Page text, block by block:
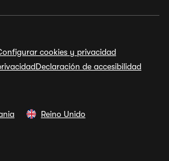
cookies y privacidad
Declaración de accesibilidad
Reino Unido